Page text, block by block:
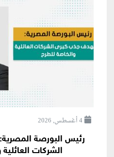
4 أغسطس, 2026
رئيس البورصة
الشركات